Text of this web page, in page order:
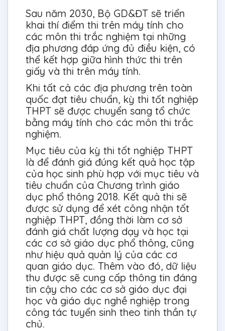
Sau năm 2030, Bộ GD&ĐT sẽ triển
khai thí điểm thi trên máy tính cho
các môn thi trắc nghiệm tại những
địa phương đáp ứng đủ điều kiện, có
thể kết hợp giữa hình thức thi trên
giấy và thi trên máy tính.
Khi tất cả các địa phương trên toàn
quốc đạt tiêu chuẩn, kỳ thi tốt nghiệp
THPT sẽ được chuyển sang tổ chức
bằng máy tính cho các môn thi trắc
nghiệm.
Mục tiêu của kỳ thi tốt nghiệp THPT
là để đánh giá đúng kết quả học tập
của học sinh phù hợp với mục tiêu và
tiêu chuẩn của Chương trình giáo
dục phổ thông 2018. Kết quả thi sẽ
được sử dụng để xét công nhận tốt
nghiệp THPT, đồng thời làm cơ sở
đánh giá chất lượng dạy và học tại
các cơ sở giáo dục phổ thông, cũng
như hiệu quả quản lý của các cơ
quan giáo dục. Thêm vào đó, dữ liệu
thu được sẽ cung cấp thông tin đáng
tin cậy cho các cơ sở giáo dục đại
học và giáo dục nghề nghiệp trong
công tác tuyển sinh theo tinh thần tự
chủ.